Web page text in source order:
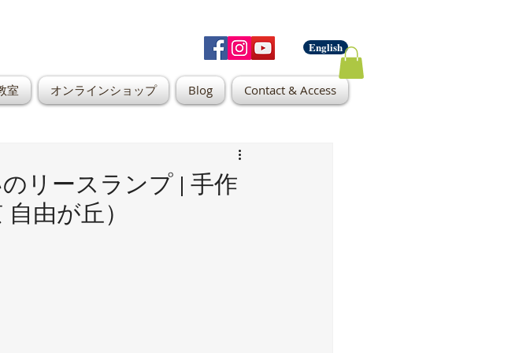
English
室 オンラインショップ Blog Contact & Access
リースランプ | 手作
由が丘）